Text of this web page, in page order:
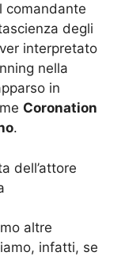
comandante
degli
interpretato
nella
in
Coronation
.
dell’attore
altre
infatti, se